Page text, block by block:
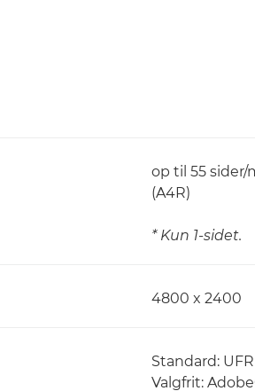
op til 55 sider/
(A4R)
* Kun 1-sidet.
4800 x 2400
Standard:
Valgfrit: